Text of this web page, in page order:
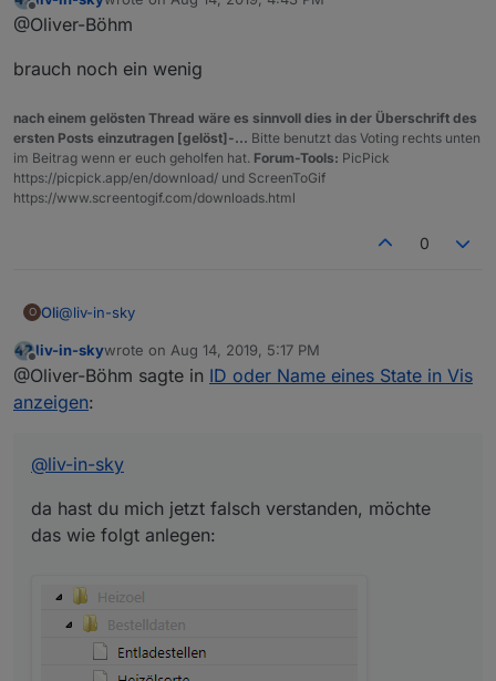
die IP Adresse habe ich schon mal erzeugt
var ip = id.replace(/_/g, ".");
log(id + " : " + name + " " + ip );
Offline last edited by
@Oliver-Böhm
brauch noch ein wenig
nach einem gelösten Thread wäre es sinnvoll dies in der Überschrift des
ersten Posts einzutragen [gelöst]-... Bitte benutzt das Voting rechts unten
im Beitrag wenn er euch geholfen hat. Forum-Tools: PicPick
https://picpick.app/en/download/ und ScreenToGif
https://www.screentogif.com/downloads.html
0
O Oli@liv-in-sky
da hast du mich jetzt falsch verstanden, möchte das wie
folgt anlegen:
Heizöl = Netzwerk
Heizölsorte = IP Adresse
Zusätzlich sollte noch ein Datenpunkt mit der Anzahl der
Geräte angelegt werden, sobald dieser sich ändert, sollte
das Script ausgeführt werden.
Offline
liv-in-skywrote on Aug 14, 2019, 5:17 PM
last edited by
@Oliver-Böhm sagte in ID oder Name eines State in Vis
anzeigen:
@liv-in-sky
da hast du mich jetzt falsch verstanden, möchte
das wie folgt anlegen: